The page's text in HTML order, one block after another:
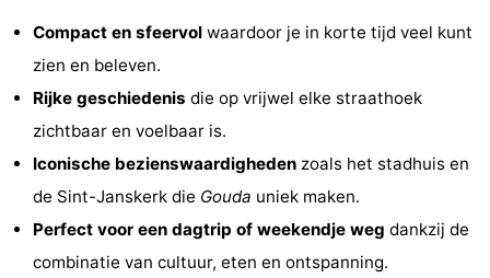
Compact en sfeervol waardoor je in korte tijd veel kunt
zien en beleven.
Rijke geschiedenis die op vrijwel elke straathoek
zichtbaar en voelbaar is.
Iconische bezienswaardigheden zoals het stadhuis en
de Sint-Janskerk die Gouda uniek maken.
Perfect voor een dagtrip of weekendje weg dankzij de
combinatie van cultuur, eten en ontspanning.